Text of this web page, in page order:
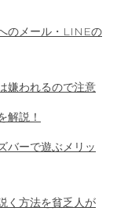
のメール・LINEの
嫌われるので注意
解説！
バーで遊ぶメリッ
く方法を貧乏人が